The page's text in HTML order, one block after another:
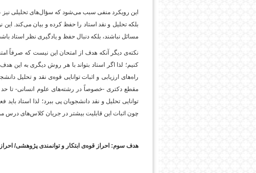
این رویکرد منفی سبب می‌شود که سؤال‌های تحلیلی نیز
بلکه تحلیل و نقد استاد را حفظ کرده و بیان می‌کند.
مسائل نباشند، بلکه دنبال حفظ و یادگیری نظر استاد
نکته‌ی دیگر آنکه هدف از امتحان این نیست که صرفاً
کنیم؛ لذا اگر استاد بتواند با هر روش دیگری به این
راه‌های ارزیابی و اثبات توانایی قوه‌ی نقد و
مقطع دکتری -خصوصاً در رشته‌های علوم انسانی- تا حد
توانایی تحلیل و نقد دانشجویان پی ببرد؛ لذا استاد
چون اثبات این قابلیت بیشتر در جریان کلاس‌های
هدف سوم: احراز قوه‌ی ابتکار و توانمندی پژوهشی/